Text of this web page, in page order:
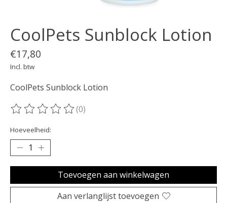
CoolPets Sunblock Lotion
€17,80
Incl. btw
CoolPets Sunblock Lotion
De beoordeling van dit product is
(0)
Hoeveelheid:
Toevoegen aan winkelwagen
Aan verlanglijst toevoegen